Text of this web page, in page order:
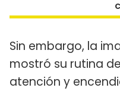
Sin embargo, la
mostró su rutina
atención y